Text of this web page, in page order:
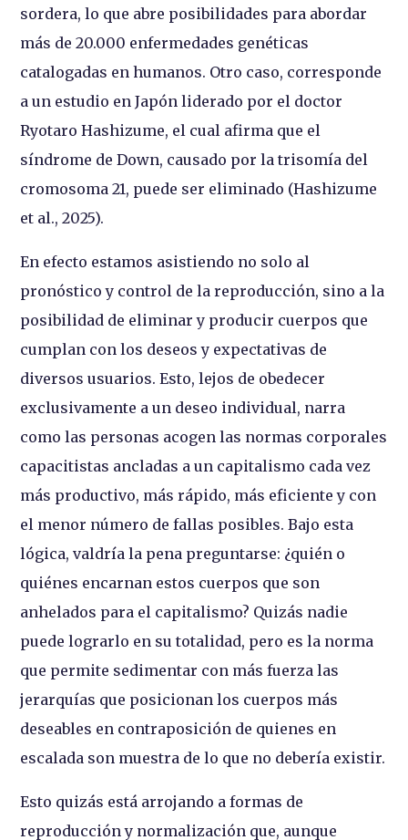
sordera, lo que abre posibilidades para abordar
más de 20.000 enfermedades genéticas
catalogadas en humanos. Otro caso, corresponde
a un estudio en Japón liderado por el doctor
Ryotaro Hashizume, el cual afirma que el
síndrome de Down, causado por la trisomía del
cromosoma 21, puede ser eliminado (Hashizume
et al., 2025).
En efecto estamos asistiendo no solo al
pronóstico y control de la reproducción, sino a la
posibilidad de eliminar y producir cuerpos que
cumplan con los deseos y expectativas de
diversos usuarios. Esto, lejos de obedecer
exclusivamente a un deseo individual, narra
como las personas acogen las normas corporales
capacitistas ancladas a un capitalismo cada vez
más productivo, más rápido, más eficiente y con
el menor número de fallas posibles. Bajo esta
lógica, valdría la pena preguntarse: ¿quién o
quiénes encarnan estos cuerpos que son
anhelados para el capitalismo? Quizás nadie
puede lograrlo en su totalidad, pero es la norma
que permite sedimentar con más fuerza las
jerarquías que posicionan los cuerpos más
deseables en contraposición de quienes en
escalada son muestra de lo que no debería existir.
Esto quizás está arrojando a formas de
reproducción y normalización que, aunque